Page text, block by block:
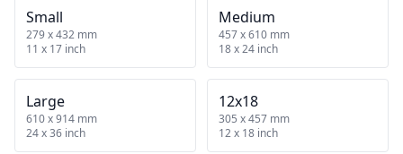
Small
279 x 432 mm
11 x 17 inch
Medium
457 x 610 mm
18 x 24 inch
Large
610 x 914 mm
24 x 36 inch
12x18
305 x 457 mm
12 x 18 inch